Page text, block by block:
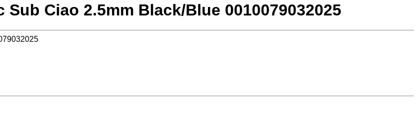
Sub Ciao 2.5mm Black/Blue 0010079032025